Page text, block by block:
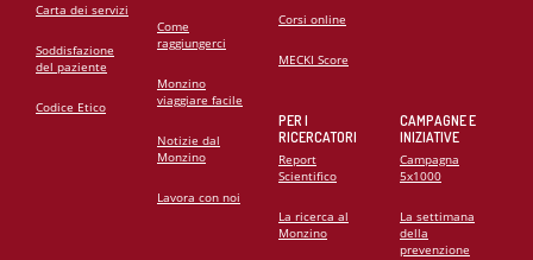
Carta dei servizi
Soddisfazione
del paziente
Codice Etico
Come
raggiungerci
Monzino
viaggiare facile
Notizie dal
Monzino
Lavora con noi
Corsi online
MECKI Score
PER I
RICERCATORI
Report
Scientifico
La ricerca al
Monzino
CAMPAGNE E
INIZIATIVE
Campagna
5x1000
La settimana
della
prevenzione